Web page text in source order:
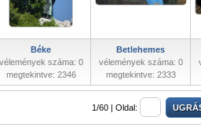
Béke
vélemények száma: 0
megtekintve: 2346
Betlehemes
vélemények száma: 0
megtekintve: 2333
1/60 | Oldal: